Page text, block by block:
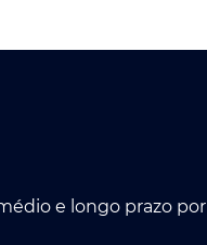
e longo prazo por